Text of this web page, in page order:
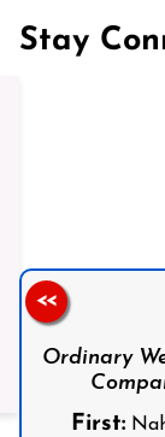
Stay
Ordinary
First:
<<